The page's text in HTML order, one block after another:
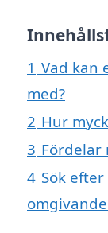
1 Vad kan
med?
2 Hur
3 Fördelar
4 Sök